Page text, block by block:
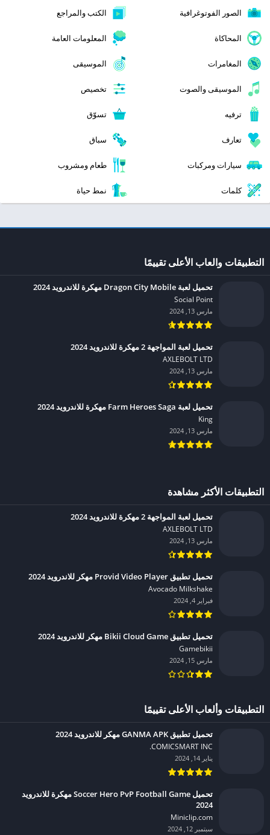
الصور الفوتوغرافية الكتب والمراجع
المحاكاة المعلومات العامة
المغامرات الموسيقى
الموسيقى والصوت تخصيص
ترفيه تسوّق
تعارف سباق
سيارات ومركبات طعام ومشروب
كلمات نمط حياة
التطبيقات والعاب الأعلى تقييمًا
تحميل لعبة Dragon City Mobile مهكرة للاندرويد 2024
Social Point‏
مارس 13, 2024
تحميل لعبة المواجهة 2 مهكرة للاندرويد 2024
AXLEBOLT LTD‏
مارس 13, 2024
تحميل لعبة Farm Heroes Saga مهكرة للاندرويد 2024
King‏
مارس 13, 2024
التطبيقات الأكثر مشاهدة
تحميل لعبة المواجهة 2 مهكرة للاندرويد 2024
AXLEBOLT LTD‏
مارس 13, 2024
تحميل تطبيق Provid Video Player مهكر للاندرويد 2024
Avocado Milkshake‏
فبراير 4, 2024
تحميل تطبيق Bikii Cloud Game مهكر للاندرويد 2024
Gamebikii‏
مارس 15, 2024
التطبيقات وألعاب الأعلى تقييمًا
تحميل تطبيق GANMA APK مهكر للاندرويد 2024
COMICSMART INC.‏
يناير 14, 2024
تحميل Soccer Hero PvP Football Game مهكرة للاندرويد
2024
Miniclip.com‏
سبتمبر 12, 2024